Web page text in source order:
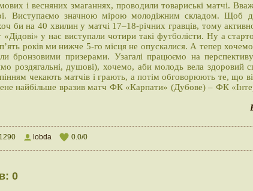
і весняних змаганнях, проводили товариські матчі.
Виступаємо значною мірою молодіжним складом. Щоб
би на 40 хвилин у матчі 17–18-річних гравців, тому
у нас виступали чотири такі футболісти. Ну а
п’ять років ми нижче 5-го місця не опускалися. А тепер
бронзовими призерами. Узагалі працюємо на
роздягальні, душові), хочемо, аби молодь вела здоровий
чекають матчів і грають, а потім обговорюють те, що
найбільше вразив матч ФК «Карпати» (Дубове) – ФК
1290 lobda 0.0/0
: 0